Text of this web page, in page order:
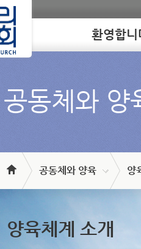
Loading 환영합니
공동체와 양
공동체와 양육 양
양육체계 소개